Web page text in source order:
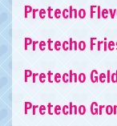
Pretecho
Pretecho
Pretecho
Pretecho